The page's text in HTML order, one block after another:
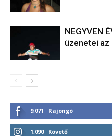
NEGYVEN
üzenetei
9,071 Rajongó
1,090 Követő